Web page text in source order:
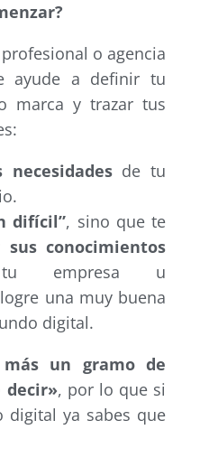
o agencia
ayude a definir tu
marca y trazar tus
necesidadesde tu
difícil”, sino que te
conocimientos
empresa u
una muy buena
digital.
un gramo de
decir», por lo que si
digital ya sabes que